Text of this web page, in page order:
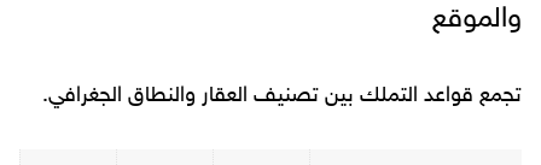
والموقع
تجمع قواعد التملك بين تصنيف العقار والنطاق الجغرافي.